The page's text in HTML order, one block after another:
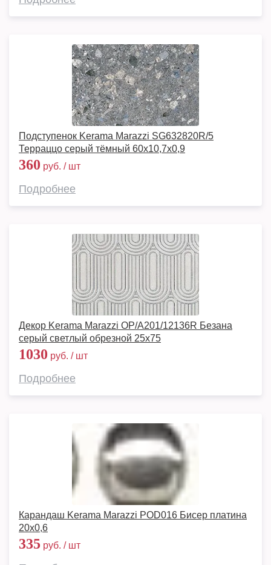
Подступенок Kerama Marazzi SG632820R/5
Терраццо серый тёмный 60x10,7x0,9
360 руб. / шт
Подробнее
Декор Kerama Marazzi OP/A201/12136R Безана
серый светлый обрезной 25x75
1030 руб. / шт
Подробнее
Карандаш Kerama Marazzi POD016 Бисер платина
20х0,6
335 руб. / шт